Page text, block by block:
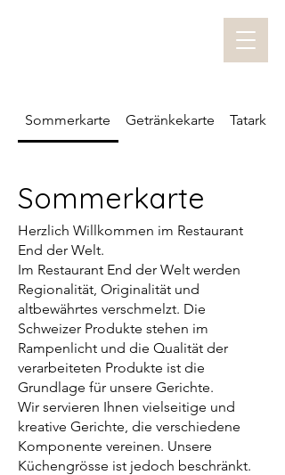
Sommerkarte Getränkekarte Tatarkarte
Sommerkarte
Herzlich Willkommen im Restaurant
End der Welt.
Im Restaurant End der Welt werden
Regionalität, Originalität und
altbewährtes verschmelzt. Die
Schweizer Produkte stehen im
Rampenlicht und die Qualität der
verarbeiteten Produkte ist die
Grundlage für unsere Gerichte.
Wir servieren Ihnen vielseitige und
kreative Gerichte, die verschiedene
Komponente vereinen. Unsere
Küchengrösse ist jedoch beschränkt.